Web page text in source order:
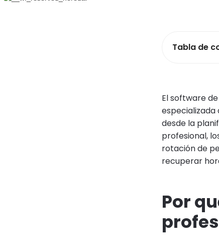
Tabla de
El software
especializada
desde la
profesional,
rotación de
recuperar
Por